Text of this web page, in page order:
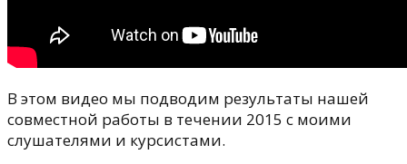
В этом видео мы подводим результаты нашей
совместной работы в течении 2015 с моими
слушателями и курсистами.